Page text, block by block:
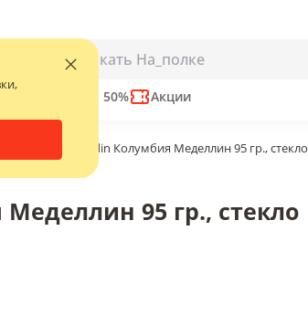
Скидки до 50% Акции
Кофе Jardin Колумбия Меделлин 95 гр., стекло
95 гр., стекло
95 гр., стекло